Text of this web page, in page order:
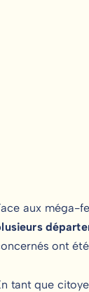
aux méga-
ont
tant que